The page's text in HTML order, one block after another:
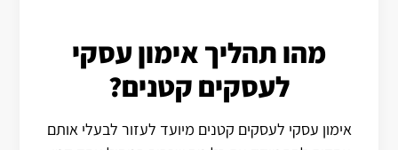
מהו תהליך אימון עסקי
לעסקים קטנים?
אימון עסקי לעסקים קטנים מיועד לעזור לבעלי אותם